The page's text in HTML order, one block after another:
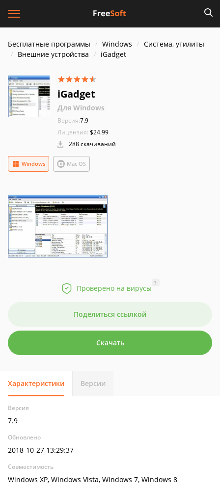
Бесплатные программы Windows
Система, утилиты
Внешние устройства
iGadget
iGadget
Для Windows
Версия:7.9
Лицензия: $24.99
288 скачиваний
Windows Mac OS
Проверено на вирусы
?
Поделиться ссылкой
Скачать
Характеристики Версии
Версия
7.9
Обновлено
2018-10-27 13:29:37
Совместимость
Windows XP, Windows Vista, Windows 7, Windows 8